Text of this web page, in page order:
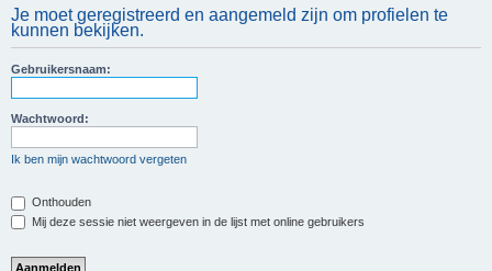
Je moet geregistreerd en aangemeld zijn om profielen te
kunnen bekijken.
Gebruikersnaam:
Wachtwoord:
Ik ben mijn wachtwoord vergeten
Onthouden
Mij deze sessie niet weergeven in de lijst met online gebruikers